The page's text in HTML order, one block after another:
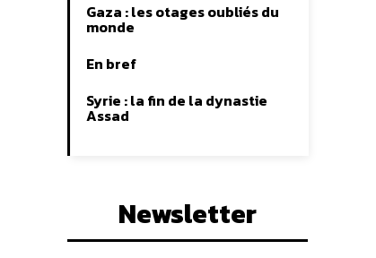
Gaza : les otages oubliés du
monde
En bref
Syrie : la fin de la dynastie
Assad
Newsletter